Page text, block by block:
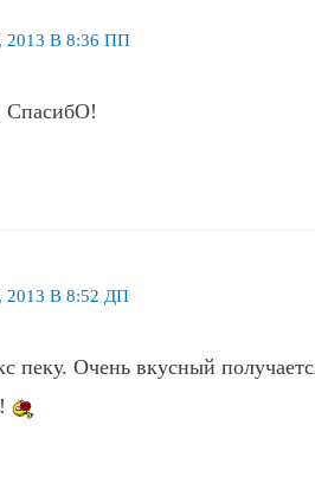
2013 В 8:36 ПП
СпасибО!
В 8:52 ДП
пеку. Очень вкусный